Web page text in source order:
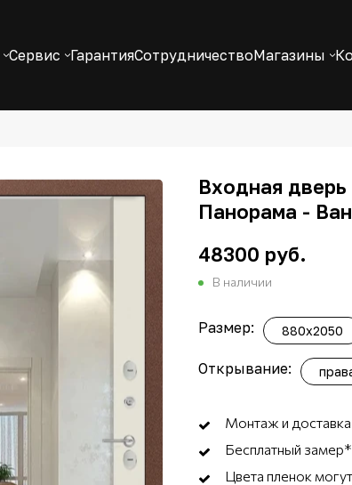
Сервис ГарантияСотрудничествоМагазины
Входная
Панорама -
48300 руб.
В наличии
Размер: 880x2050
Открывание:
Монтаж и доставка
Бесплатный замер*
Цвета пленок